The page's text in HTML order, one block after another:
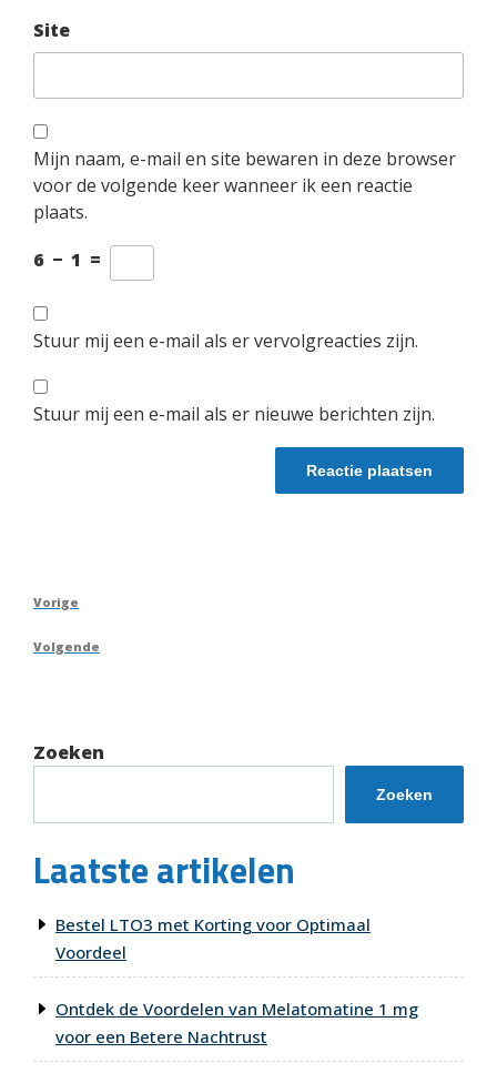
Site
Mijn naam, e-mail en site bewaren in deze browser
voor de volgende keer wanneer ik een reactie
plaats.
6 − 1 =
Stuur mij een e-mail als er vervolgreacties zijn.
Stuur mij een e-mail als er nieuwe berichten zijn.
Berichtnavigatie
Vorig
Vorige
Volgend
Volgende
Zoeken
Zoeken
Laatste artikelen
Bestel LTO3 met Korting voor Optimaal
Voordeel
Ontdek de Voordelen van Melatomatine 1 mg
voor een Betere Nachtrust